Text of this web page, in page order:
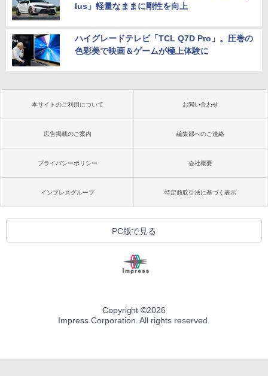
lus」軽量なままに剛性を向上
ハイグレードテレビ「TCL Q7D Pro」。圧巻の
色彩美で映画＆ゲームが極上体験に
本サイトのご利用について お問い合わせ
広告掲載のご案内 編集部へのご連絡
プライバシーポリシー 会社概要
インプレスグループ 特定商取引法に基づく表示
PC版で見る
Copyright ©2026
Impress Corporation. All rights reserved.